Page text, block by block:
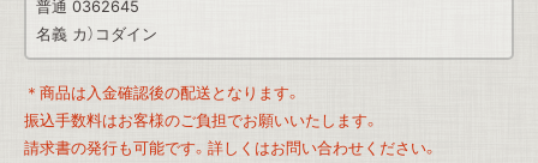
普通 0362645
名義 カ）コダイン
＊商品は入金確認後の配送となります。
振込手数料はお客様のご負担でお願いいたします。
請求書の発行も可能です。詳しくはお問い合わせください。